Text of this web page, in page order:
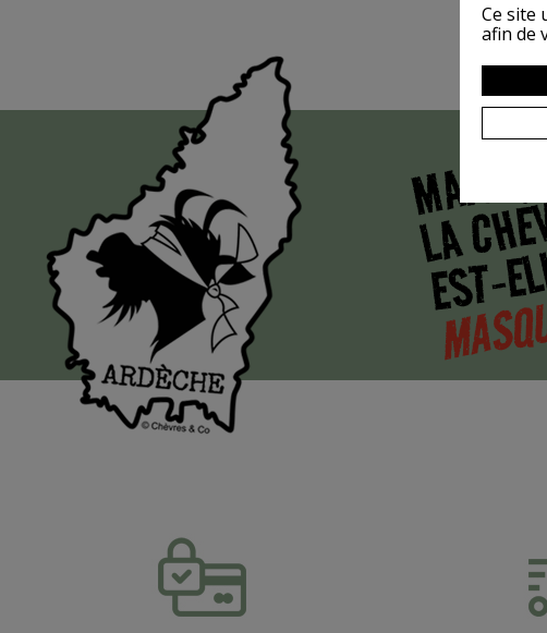
MAIS
LA
EST-
Ce site
afin de